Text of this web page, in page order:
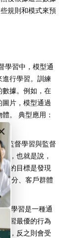
規則和模式來預
學習中，模型通
行學習。訓練
據。例如，在
片，模型通過
。 典型應用：
監督學習與監督
，也就是說，
的目標是發現
細分、客戶群體
化學習是一種通
習最優的行為
，反之則會受